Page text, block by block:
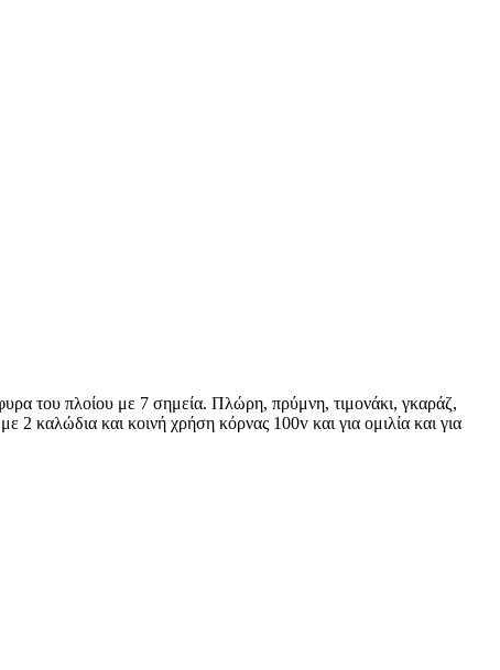
του πλοίου με 7 σημεία. Πλώρη, πρύμνη, τιμονάκι, γκαράζ,
2 καλώδια και κοινή χρήση κόρνας 100v και για ομιλία και για